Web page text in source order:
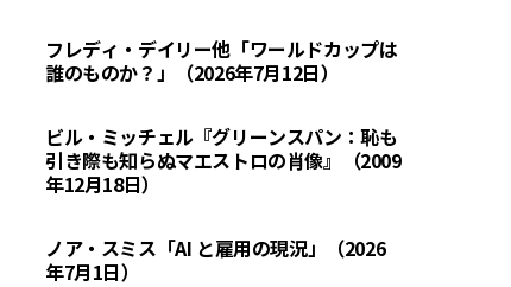
フレディ・デイリー他「ワールドカップは
誰のものか？」（2026年7月12日）
ビル・ミッチェル『グリーンスパン：恥も
引き際も知らぬマエストロの肖像』（2009
年12月18日）
ノア・スミス「AI と雇用の現況」（2026
年7月1日）